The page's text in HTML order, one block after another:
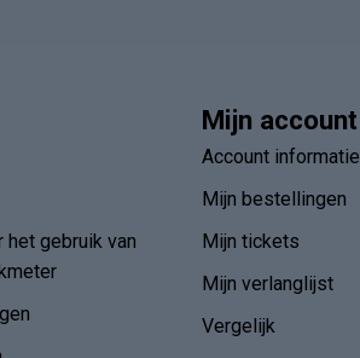
gebruik van
Mijn account
Account informatie
Mijn bestellingen
Mijn tickets
Mijn verlanglijst
Vergelijk